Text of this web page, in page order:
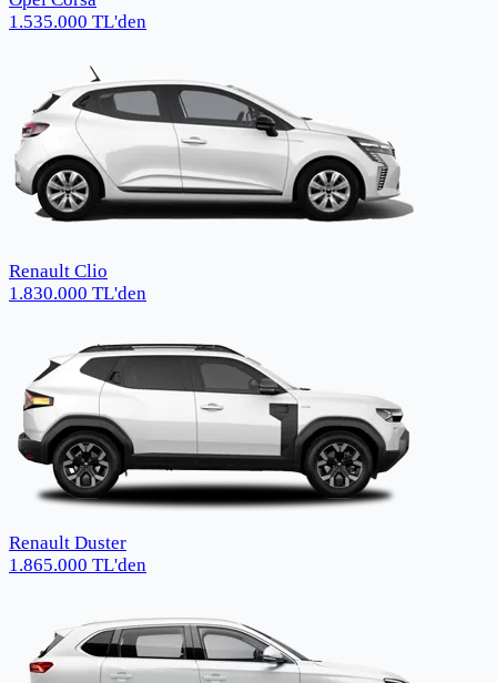
1.535.000 TL'den
Renault Clio
1.830.000 TL'den
Renault Duster
1.865.000 TL'den